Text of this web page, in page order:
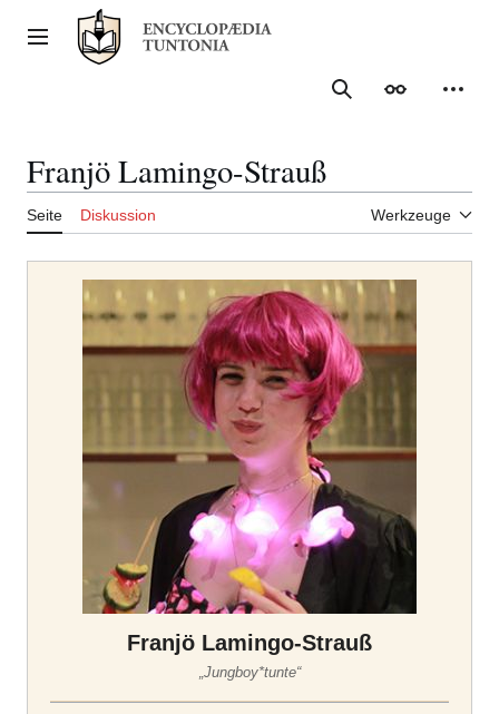
Inhalt
springenHauptmenü
Suche
Franjö Lamingo-Strauß
Seite Diskussion Werkzeuge
Franjö Lamingo-Strauß
„Jungboy*tunte“